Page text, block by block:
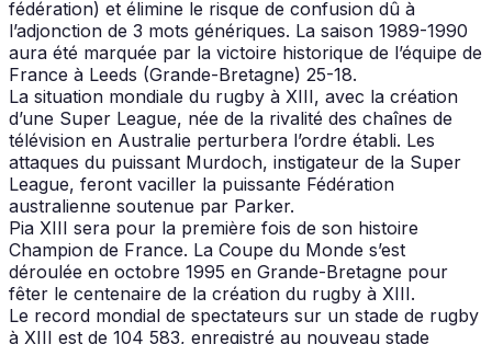
fédération) et élimine le risque de confusion dû à
l’adjonction de 3 mots génériques. La saison 1989-1990
aura été marquée par la victoire historique de l’équipe de
France à Leeds (Grande-Bretagne) 25-18.
La situation mondiale du rugby à XIII, avec la création
d’une Super League, née de la rivalité des chaînes de
télévision en Australie perturbera l’ordre établi. Les
attaques du puissant Murdoch, instigateur de la Super
League, feront vaciller la puissante Fédération
australienne soutenue par Parker.
Pia XIII sera pour la première fois de son histoire
Champion de France. La Coupe du Monde s’est
déroulée en octobre 1995 en Grande-Bretagne pour
fêter le centenaire de la création du rugby à XIII.
Le record mondial de spectateurs sur un stade de rugby
à XIII est de 104 583, enregistré au nouveau stade